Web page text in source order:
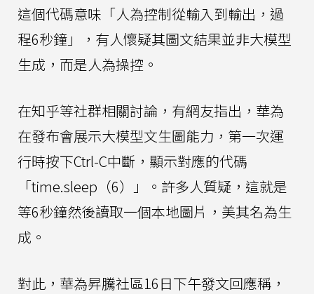
這個代碼意味「人為控制從輸入到輸出，過
程6秒鐘」，有人懷疑其圖文結果並非大模型
生成，而是人為操控。
在知乎等社群相關討論，有網友指出，華為
在發布會展示大模型文生圖能力，第一次運
行時按下Ctrl-C中斷，顯示對應的代碼
「time.sleep（6）」。許多人質疑，這就是
等6秒鐘然後讀取一個本地圖片，美其名為生
成。
對此，華為昇騰社區16日下午發文回應稱，